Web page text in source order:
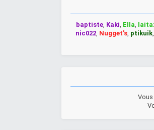
baptiste, Kaki, Ella,
nic022, Nugget's, ptikuik